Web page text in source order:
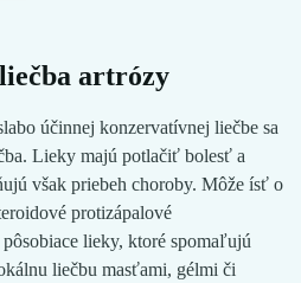
artrózy
účinnej konzervatívnej liečbe sa
Lieky majú potlačiť bolesť a
však priebeh choroby. Môže ísť o
protizápalové
lieky, ktoré spomaľujú
liečbu masťami, gélmi či